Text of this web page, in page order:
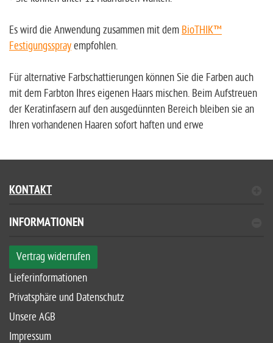
Es wird die Anwendung zusammen mit dem BioTHIK™
Festigungssprayempfohlen.
Für alternative Farbschattierungen können Sie die Farben auch
mit dem Farbton Ihres eigenen Haars mischen. Beim Aufstreuen
der Keratinfasern auf den ausgedünnten Bereich bleiben sie an
Ihren vorhandenen Haaren sofort haften und erwe
KONTAKT
INFORMATIONEN
Vertrag widerrufen
Lieferinformationen
Privatsphäre und Datenschutz
Unsere AGB
Impressum